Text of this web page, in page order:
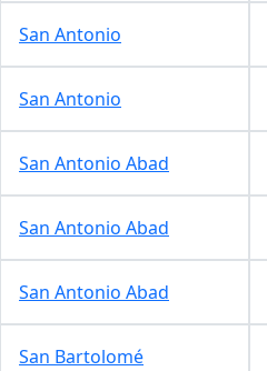
San Antonio
San Antonio
San Antonio Abad
San Antonio Abad
San Antonio Abad
San Bartolomé